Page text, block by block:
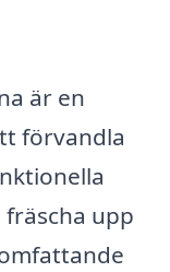
är en
förvandla
upp